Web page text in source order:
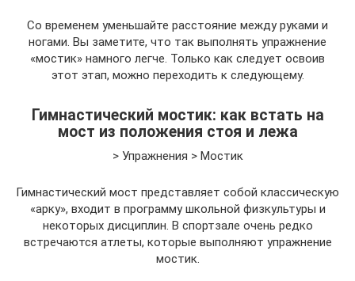
Со временем уменьшайте расстояние между руками и
ногами. Вы заметите, что так выполнять упражнение
«мостик» намного легче. Только как следует освоив
этот этап, можно переходить к следующему.
Гимнастический мостик: как встать на
мост из положения стоя и лежа
> Упражнения > Мостик
Гимнастический мост представляет собой классическую
«арку», входит в программу школьной физкультуры и
некоторых дисциплин. В спортзале очень редко
встречаются атлеты, которые выполняют упражнение
мостик.